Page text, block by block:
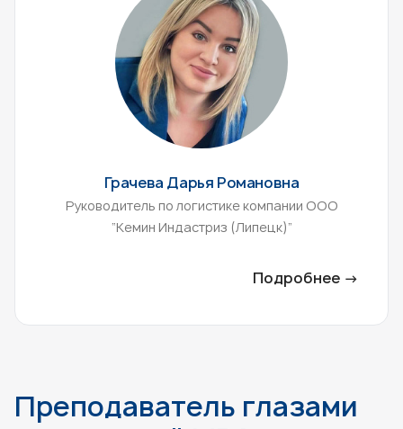
Грачева Дарья Романовна
Руководитель по логистике компании ООО
“Кемин Индастриз (Липецк)”
Подробнее →
Преподаватель глазами